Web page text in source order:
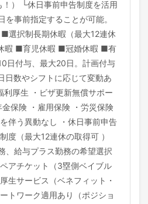
） └休日事前申告制度を活用
事前指定することが可能。
選択制長期休暇（最大12連休
暇 ■育児休暇 ■冠婚休暇 ■有
日付与、最大20日。計画付与
日数やシフトに応じて変動あ
利厚生 ・ビザ更新無償サポー
金保険 ・雇用保険 ・労災保険
伴う異動なし ・休日事前申告
度（最大12連休の取得可 ）
、給与プラス勤務の希望選択
アチケット（3塁側ベイブル
生サービス（ベネフィット・
トワーク適用あり（ポジショ